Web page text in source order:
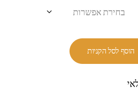
הוסף לסל הקניות